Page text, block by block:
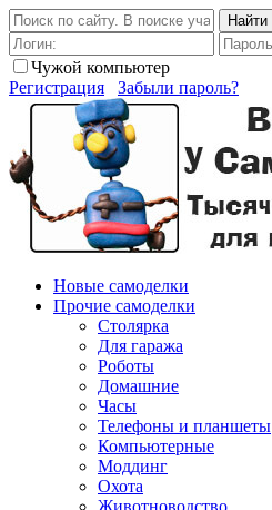
Найти
Чужой компьютер
Регистрация
Забыли пароль?
Новые самоделки
Прочие самоделки
Столярка
Для гаража
Роботы
Домашние
Часы
Телефоны и планшеты
Компьютерные
Моддинг
Охота
Животноводство